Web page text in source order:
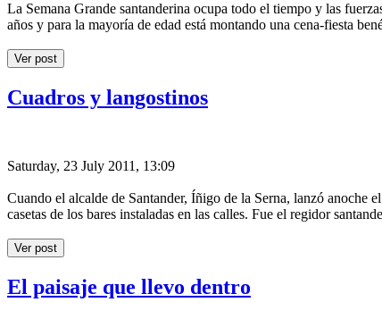
La Semana Grande santanderina ocupa todo el tiempo y las
años y para la mayoría de edad está montando una cena-fiesta
Ver post
Cuadros y langostinos
Saturday, 23 July 2011, 13:09
Cuando el alcalde de Santander, Íñigo de la Serna, lanzó anoche
casetas de los bares instaladas en las calles. Fue el regidor
Ver post
El paisaje que llevo dentro